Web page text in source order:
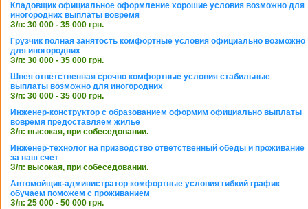
Кладовщик официальное оформление хорошие условия возможно для
иногородних выплаты вовремя
З/п: 30 000 - 35 000 грн.
Грузчик полная занятость комфортные условия официально возможно
для иногородних
З/п: 30 000 - 35 000 грн.
Швея ответственная срочно комфортные условия стабильные
выплаты возможно для иногородних
З/п: 30 000 - 35 000 грн.
Инженер-конструктор с образованием оформим официально выплаты
вовремя предоставляем жилье
З/п: высокая, при собеседовании.
Инженер-технолог на призводство ответственный обеды и проживание
за наш счет
З/п: высокая, при собеседовании.
Автомойщик-администратор комфортные условия гибкий график
обучаем поможем с проживанием
З/п: 25 000 - 50 000 грн.